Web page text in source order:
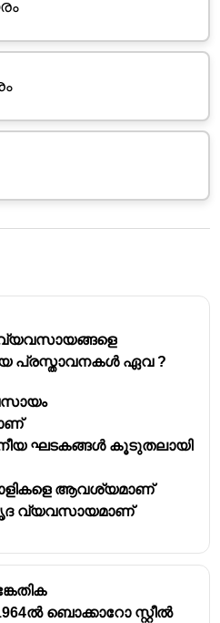
വ്യവസായങ്ങളെ
പ്രസ്താവനകൾ ഏവ ?
ഘടകങ്ങൾ കൂടുതലായി
ആവശ്യമാണ്
വ്യവസായമാണ്
ബൊക്കാറോ സ്റ്റീൽ